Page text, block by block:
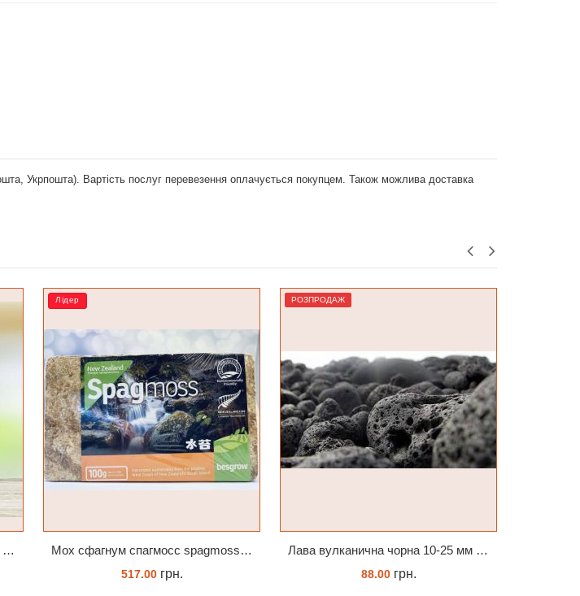
Укрпошта). Вартість послуг перевезення оплачується покупцем. Також можлива доставка
Мох сфагнум спагмосс spagmoss besgrow прессований новозеландський. Заводське пакування 100 грамм
РОЗПРОДАЖ
Лава вулканична чорна 10-25 мм 1 л
88.00 грн.
Лідер
BIPLANTOL® Notfalltropfen біплантол реаніматор 100 мл
464.00грн.